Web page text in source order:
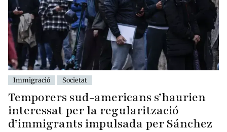
Immigració Societat
Temporers sud-americans s’haurien
interessat per la regularització
d’immigrants impulsada per Sánchez